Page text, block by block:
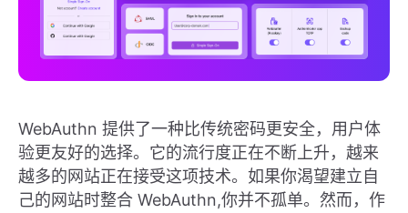
WebAuthn 提供了一种比传统密码更安全，用户体
验更友好的选择。它的流行度正在不断上升，越来
越多的网站正在接受这项技术。如果你渴望建立自
己的网站时整合 WebAuthn,你并不孤单。然而，作